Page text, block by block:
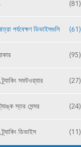
(81)
পর্যবেক্ষণ ডিভাইসগুলি (61)
(95)
সফটওয়্যার (27)
স্তর সেন্সর (24)
ডিভাইস (11)